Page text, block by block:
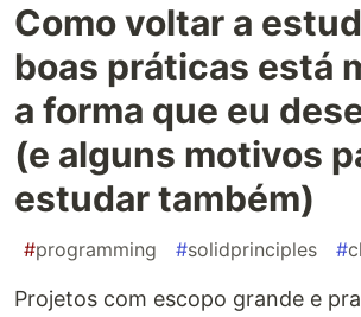
Como voltar a
boas práticas está
a forma que eu
(e alguns motivos
estudar também)
#programming #solidprinciples #
Projetos com escopo grande e